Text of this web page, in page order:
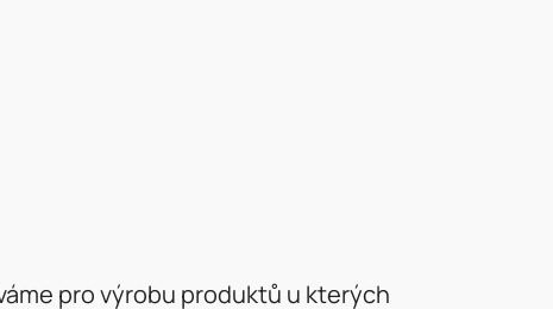
pro výrobu produktů u kterých